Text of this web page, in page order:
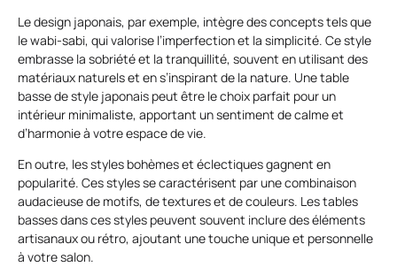
Le design japonais, par exemple, intègre des concepts tels que
le wabi-sabi, qui valorise l’imperfection et la simplicité. Ce style
embrasse la sobriété et la tranquillité, souvent en utilisant des
matériaux naturels et en s’inspirant de la nature. Une table
basse de style japonais peut être le choix parfait pour un
intérieur minimaliste, apportant un sentiment de calme et
d’harmonie à votre espace de vie.
En outre, les styles bohèmes et éclectiques gagnent en
popularité. Ces styles se caractérisent par une combinaison
audacieuse de motifs, de textures et de couleurs. Les tables
basses dans ces styles peuvent souvent inclure des éléments
artisanaux ou rétro, ajoutant une touche unique et personnelle
à votre salon.